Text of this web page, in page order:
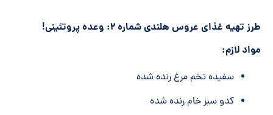
طرز تهیه غذای عروس هلندی شماره ۲: وعده پروتئینی!
مواد لازم:
سفیده تخم مرغ رنده شده
کدو سبز خام رنده شده